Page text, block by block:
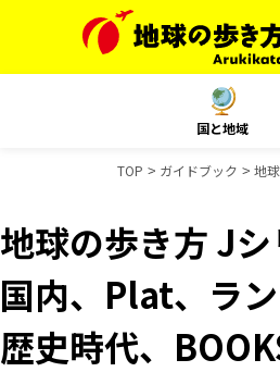
国と地域
TOP ガイドブック 地
地球の歩き方 J
国内、Plat、ラ
歴史時代、